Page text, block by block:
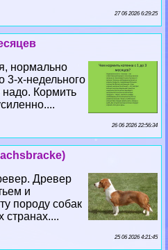
27 06 2026 6:29:25
нормально
3-х-недельного
надо. Кормить
26 06 2026 22:56:34
Древер
и
породу собак
странах....
25 06 2026 4:21:45